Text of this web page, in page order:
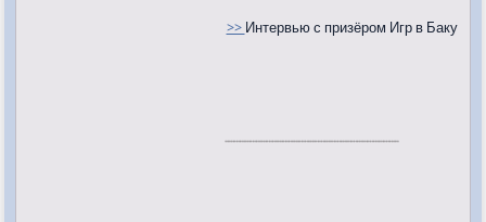
>>Интервью с призёром Игр в Баку